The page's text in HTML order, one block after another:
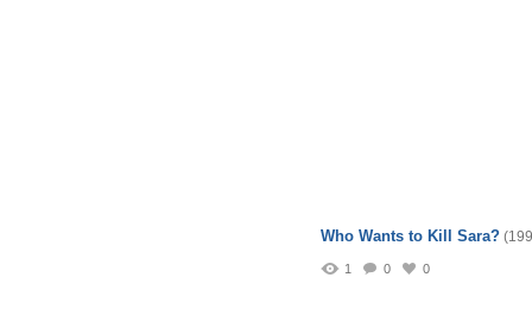
Who Wants to Kill Sara?
1 0 0